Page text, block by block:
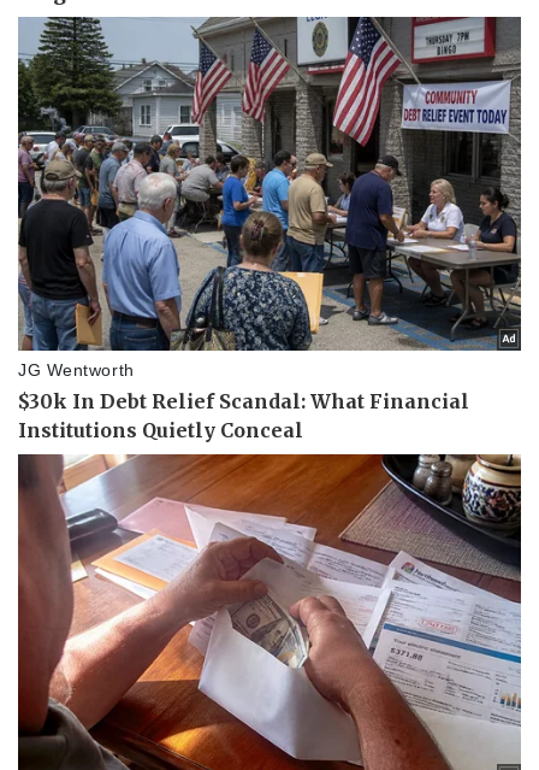
Doanh nghiệp
Thông tin doanh nghiệp
Doanh nghiệp 24h
Doanh nhân
Vì cộng đồng
Công nghệ
Sành điệu
Tin Công nghệ
Trải nghiệm
Chuyển đổi số